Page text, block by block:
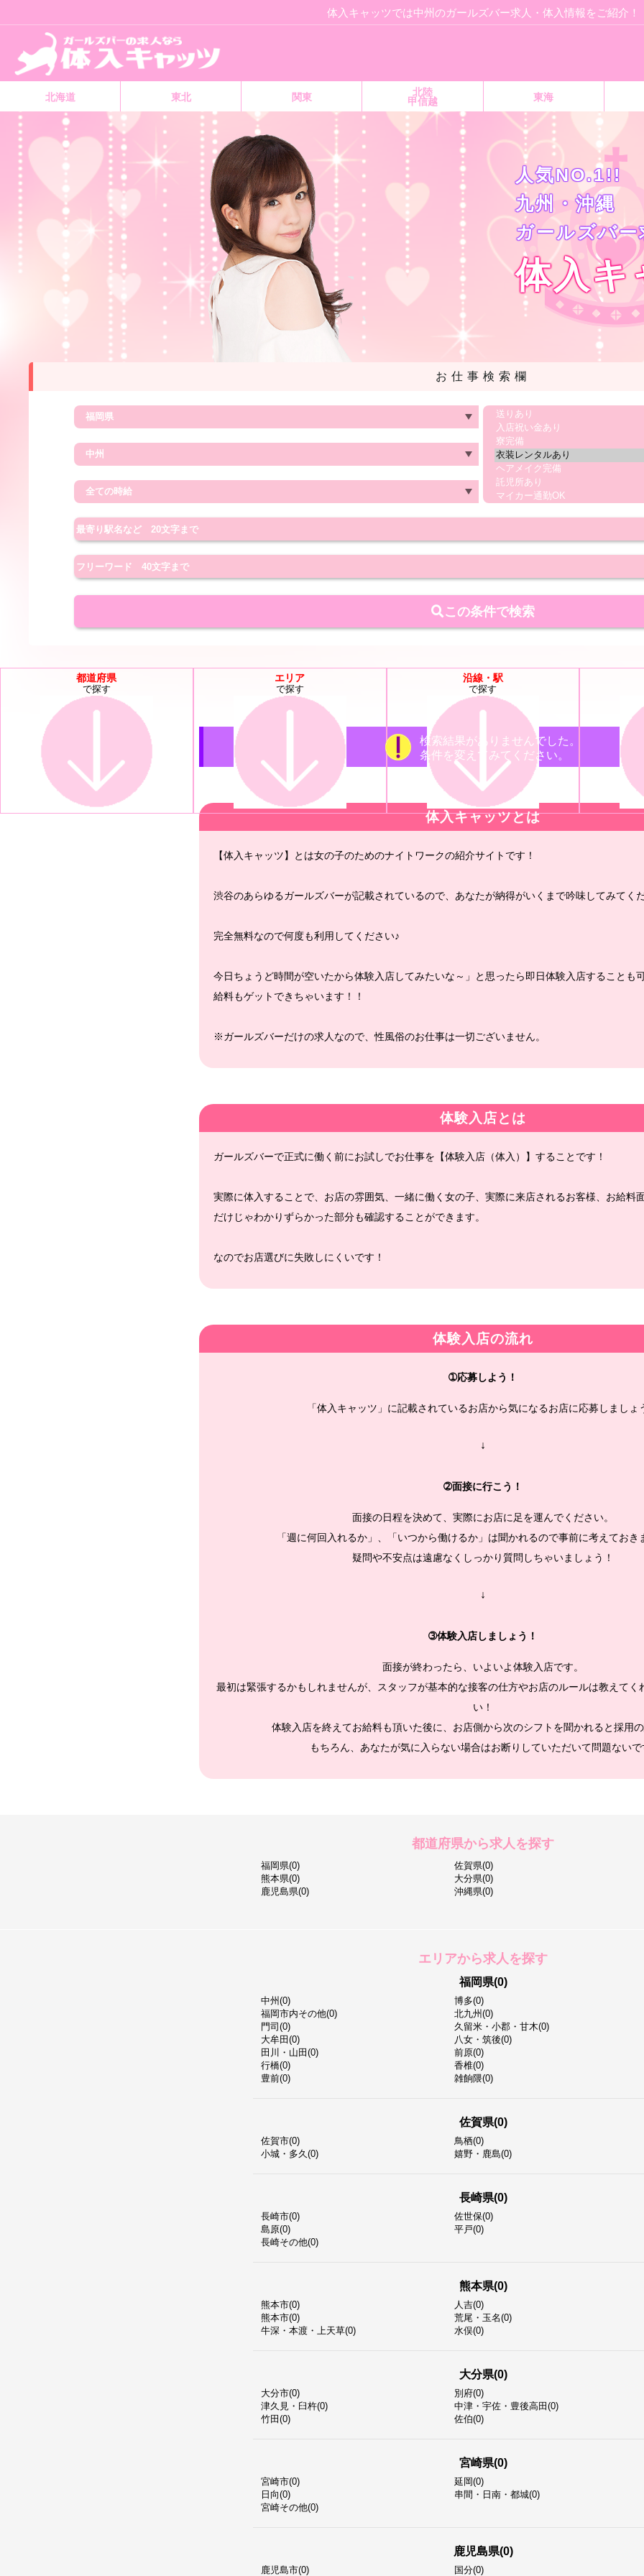
体入キャッツでは中州のガールズバー求人・体入情報をご紹介！
北海道 東北 関東
北陸
甲信越
東海
人気NO.1!!
九州・沖縄
ガールズバー
体入キ
都道府県
で探す
エリア
で探す
沿線・駅
で探す
お仕事検索欄
この条件で検索
検索結果がありませんでした。
条件を変えてみてください。
体入キャッツとは
【体入キャッツ】とは女の子のためのナイトワークの紹介サイトです！
渋谷のあらゆるガールズバーが記載されているので、あなたが納得がいくまで吟味してみてく
完全無料なので何度も利用してください♪
今日ちょうど時間が空いたから体験入店してみたいな～」と思ったら即日体験入店することも
給料もゲットできちゃいます！！
※ガールズバーだけの求人なので、性風俗のお仕事は一切ございません。
体験入店とは
ガールズバーで正式に働く前にお試しでお仕事を【体験入店（体入）】することです！
実際に体入することで、お店の雰囲気、一緒に働く女の子、実際に来店されるお客様、お給料
だけじゃわかりずらかった部分も確認することができます。
なのでお店選びに失敗しにくいです！
体験入店の流れ
➀応募しよう！
「体入キャッツ」に記載されているお店から気になるお店に応募しましょ
↓
➁面接に行こう！
面接の日程を決めて、実際にお店に足を運んでください。
「週に何回入れるか」、「いつから働けるか」は聞かれるので事前に考えておき
疑問や不安点は遠慮なくしっかり質問しちゃいましょう！
↓
➂体験入店しましょう！
面接が終わったら、いよいよ体験入店です。
最初は緊張するかもしれませんが、スタッフが基本的な接客の仕方やお店のルールは教えてく
い！
体験入店を終えてお給料も頂いた後に、お店側から次のシフトを聞かれると採用の
もちろん、あなたが気に入らない場合はお断りしていただいて問題ないで
都道府県から求人を探す
福岡県(0) 佐賀県(0)
熊本県(0)
大分県(0)
鹿児島県(0)
沖縄県(0)
エリアから求人を探す
福岡県(0)
中州(0) 博多(0)
福岡市内その他(0)
北九州(0)
門司(0)
久留米・小郡・甘木(0)
大牟田(0)
八女・筑後(0)
田川・山田(0)
前原(0)
行橋(0)
香椎(0)
豊前(0)
雑餉隈(0)
佐賀県(0)
佐賀市(0) 鳥栖(0)
小城・多久(0)
嬉野・鹿島(0)
長崎県(0)
長崎市(0) 佐世保(0)
島原(0)
平戸(0)
長崎その他(0)
熊本県(0)
熊本市(0) 人吉(0)
熊本市(0)
荒尾・玉名(0)
牛深・本渡・上天草(0)
水俣(0)
大分県(0)
大分市(0) 別府(0)
津久見・臼杵(0)
中津・宇佐・豊後高田(0)
竹田(0)
佐伯(0)
宮崎県(0)
宮崎市(0) 延岡(0)
日向(0)
串間・日南・都城(0)
宮崎その他(0)
鹿児島県(0)
鹿児島市(0) 国分(0)